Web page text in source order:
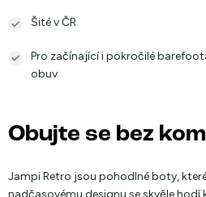
Šité v ČR
Pro začínající i pokročilé
obuv
Obujte se bez
Jampi Retro jsou pohodlné boty,
nadčasovému designu se skvěle hodí